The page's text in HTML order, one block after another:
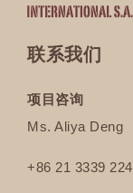
联系我们
项目咨询
Ms. Aliya Deng
+86 21 3339